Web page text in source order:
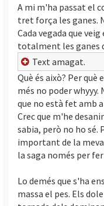
A mi m'ha passat el
tret força les ganes.
Cada vegada que
totalment les ganes
Text amagat.
Què és això? Per
més no poder whyyy.
que no està fet amb
Crec que m'he
sabia, però no ho sé.
important de la
la saga només per
Lo demés que s'ha
massa el pes. Els